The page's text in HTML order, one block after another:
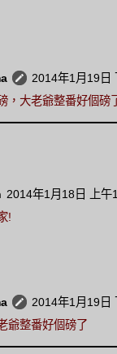
2014年1月19日
，大老爺整番好個磅
2014年1月18日 上午
!
2014年1月19日
爺整番好個磅了